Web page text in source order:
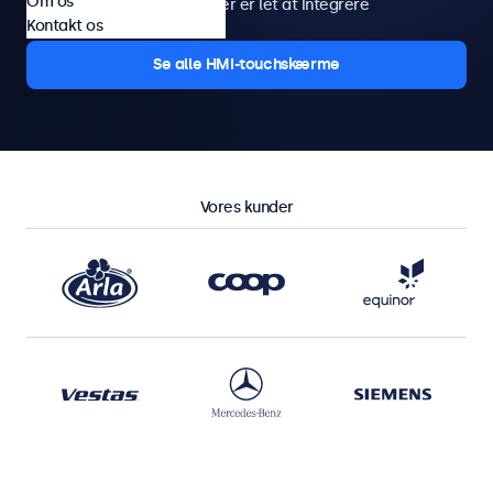
Robust metalkabinet, der er let at integrere
Se alle HMI-touchskærme
Vores kunder
Kontakt os